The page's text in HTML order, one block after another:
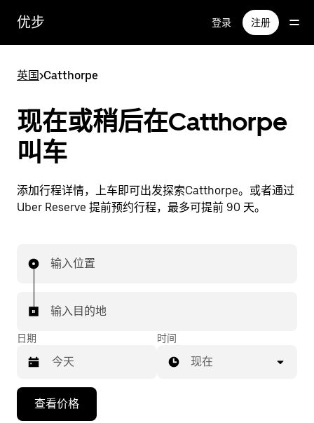
优步 登录 注册
英国>Catthorpe
现在或稍后在Catthorpe
叫车
添加行程详情，上车即可出发探索Catthorpe。或者通过
Uber Reserve 提前预约行程，最多可提前 90 天。
输入位置
输入目的地
日期
向
时间
现在
查看价格